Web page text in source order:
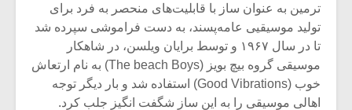
ترمین به عنوان ساز با قابلیت‌های منحصر به فرد برای
تولید موسیقیی عامه‌پسند، به دست فراموشی سپرده شد
تا در سال ۱۹۶۷ و توسط برایان ویلسن، در شاهکار
موسیقی گروه بیچ بویز (The beach Boys) به نام ارتعاش
خوب (Good Vibrations) استفاده شد و بار دیگر توجه
اهالی موسیقی را به این ساز شگفت انگیز جلب کرد.